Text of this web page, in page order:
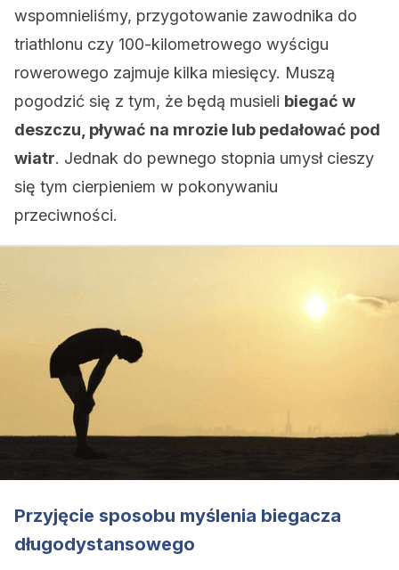
wspomnieliśmy, przygotowanie zawodnika do
triathlonu czy 100-kilometrowego wyścigu
rowerowego zajmuje kilka miesięcy. Muszą
pogodzić się z tym, że będą musieli biegać w
deszczu, pływać na mrozie lub pedałować pod
wiatr. Jednak do pewnego stopnia umysł cieszy
się tym cierpieniem w pokonywaniu
przeciwności.
Przyjęcie sposobu myślenia biegacza
długodystansowego